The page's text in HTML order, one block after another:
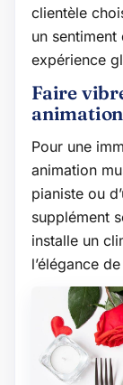
clientèle
un
expérience
Faire
Pour une
animation
pianiste ou
supplément
installe un
l’élégance